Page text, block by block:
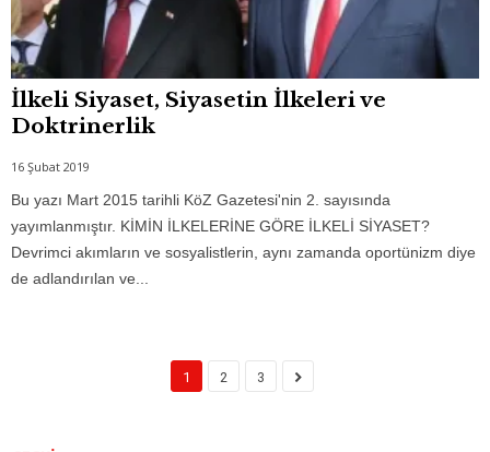
İlkeli Siyaset, Siyasetin İlkeleri ve
Doktrinerlik
16 Şubat 2019
Bu yazı Mart 2015 tarihli KöZ Gazetesi'nin 2. sayısında
yayımlanmıştır. KİMİN İLKELERİNE GÖRE İLKELİ SİYASET?
Devrimci akımların ve sosyalistlerin, aynı zamanda oportünizm diye
de adlandırılan ve...
1 2 3